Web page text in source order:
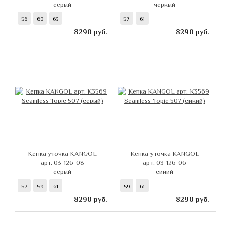
серый
56 60 63
8290 руб.
черный
57 61
8290 руб.
Кепка уточка KANGOL
арт. 03-126-08
серый
57 59 61
8290 руб.
Кепка уточка KANGOL
арт. 03-126-06
синий
59 61
8290 руб.